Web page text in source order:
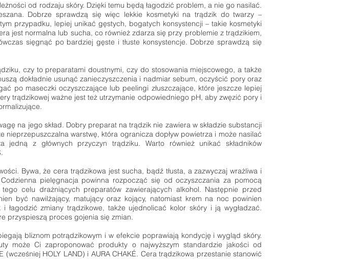
od rodzaju skóry. Dzięki temu będą łagodzić problem, a nie go nasilać.
Dobrze sprawdzą się więc lekkie kosmetyki na trądzik do twarzy –
przypadku, lepiej unikać gęstych, bogatych konsystencji – takie kosmetyki
jest normalna lub sucha, co również zdarza się przy problemie z trądzikiem,
sięgnąć po bardziej gęste i tłuste konsystencje. Dobrze sprawdzą się
czy to preparatami doustnymi, czy do stosowania miejscowego, a także
dokładnie usunąć zanieczyszczenia i nadmiar sebum, oczyścić pory oraz
po maseczki oczyszczające lub peelingi złuszczające, które jeszcze lepiej
trądzikowej ważne jest też utrzymanie odpowiedniego pH, aby zwęzić pory i
na jego skład. Dobry preparat na trądzik nie zawiera w składzie substancji
warstwę, która ogranicza dopływ powietrza i może nasilać
z głównych przyczyn trądziku. Warto również unikać składników
Bywa, że cera trądzikowa jest sucha, bądź tłusta, a zazwyczaj wrażliwa i
pielęgnacja powinna rozpocząć się od oczyszczania za pomocą
celu drażniących preparatów zawierających alkohol. Następnie przed
być nawilżający, matujący oraz kojący, natomiast krem na noc powinien
łagodzić zmiany trądzikowe, także ujednolicać kolor skóry i ją wygładzać.
przyspieszą proces gojenia się zmian.
bliznom potrądzikowym i w efekcie poprawiają kondycję i wygląd skóry.
może Ci zaproponować produkty o najwyższym standardzie jakości od
HOLY LAND) i AURA CHAKÉ. Cera trądzikowa przestanie stanowić